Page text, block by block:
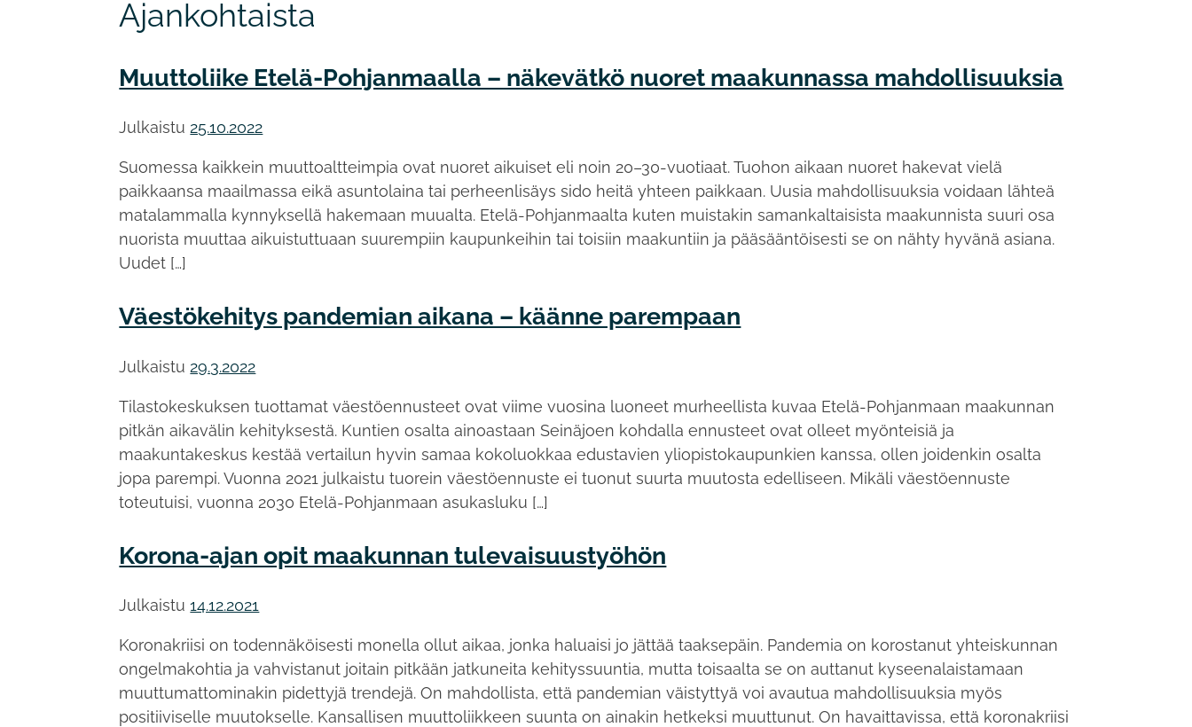
Ajankohtaista
Ajankohtaista
Muuttoliike Etelä-Pohjanmaalla – näkevätkö nuoret maakunnassa mahdollisuuksia
Julkaistu 25.10.2022
Suomessa kaikkein muuttoaltteimpia ovat nuoret aikuiset eli noin 20–30-vuotiaat. Tuohon aikaan nuoret hakevat vielä
paikkaansa maailmassa eikä asuntolaina tai perheenlisäys sido heitä yhteen paikkaan. Uusia mahdollisuuksia voidaan lähteä
matalammalla kynnyksellä hakemaan muualta. Etelä-Pohjanmaalta kuten muistakin samankaltaisista maakunnista suuri osa
nuorista muuttaa aikuistuttuaan suurempiin kaupunkeihin tai toisiin maakuntiin ja pääsääntöisesti se on nähty hyvänä asiana.
Uudet […]
Väestökehitys pandemian aikana – käänne parempaan
Julkaistu 29.3.2022
Tilastokeskuksen tuottamat väestöennusteet ovat viime vuosina luoneet murheellista kuvaa Etelä-Pohjanmaan maakunnan
pitkän aikavälin kehityksestä. Kuntien osalta ainoastaan Seinäjoen kohdalla ennusteet ovat olleet myönteisiä ja
maakuntakeskus kestää vertailun hyvin samaa kokoluokkaa edustavien yliopistokaupunkien kanssa, ollen joidenkin osalta
jopa parempi. Vuonna 2021 julkaistu tuorein väestöennuste ei tuonut suurta muutosta edelliseen. Mikäli väestöennuste
toteutuisi, vuonna 2030 Etelä-Pohjanmaan asukasluku […]
Korona-ajan opit maakunnan tulevaisuustyöhön
Julkaistu14.12.2021
Koronakriisi on todennäköisesti monella ollut aikaa, jonka haluaisi jo jättää taaksepäin. Pandemia on korostanut yhteiskunnan
ongelmakohtia ja vahvistanut joitain pitkään jatkuneita kehityssuuntia, mutta toisaalta se on auttanut kyseenalaistamaan
muuttumattominakin pidettyjä trendejä. On mahdollista, että pandemian väistyttyä voi avautua mahdollisuuksia myös
positiiviselle muutokselle. Kansallisen muuttoliikkeen suunta on ainakin hetkeksi muuttunut. On havaittavissa, että koronakriisi